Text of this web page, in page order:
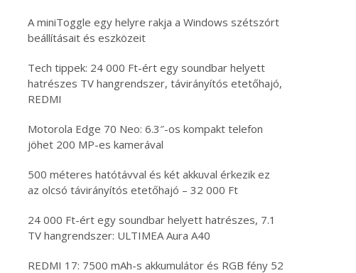
A miniToggle egy helyre rakja a Windows szétszórt
beállításait és eszközeit
Tech tippek: 24 000 Ft-ért egy soundbar helyett
hatrészes TV hangrendszer, távirányítós etetőhajó,
REDMI
Motorola Edge 70 Neo: 6.3″-os kompakt telefon
jöhet 200 MP-es kamerával
500 méteres hatótávval és két akkuval érkezik ez
az olcsó távirányítós etetőhajó – 32 000 Ft
24 000 Ft-ért egy soundbar helyett hatrészes, 7.1
TV hangrendszer: ULTIMEA Aura A40
REDMI 17: 7500 mAh-s akkumulátor és RGB fény 52